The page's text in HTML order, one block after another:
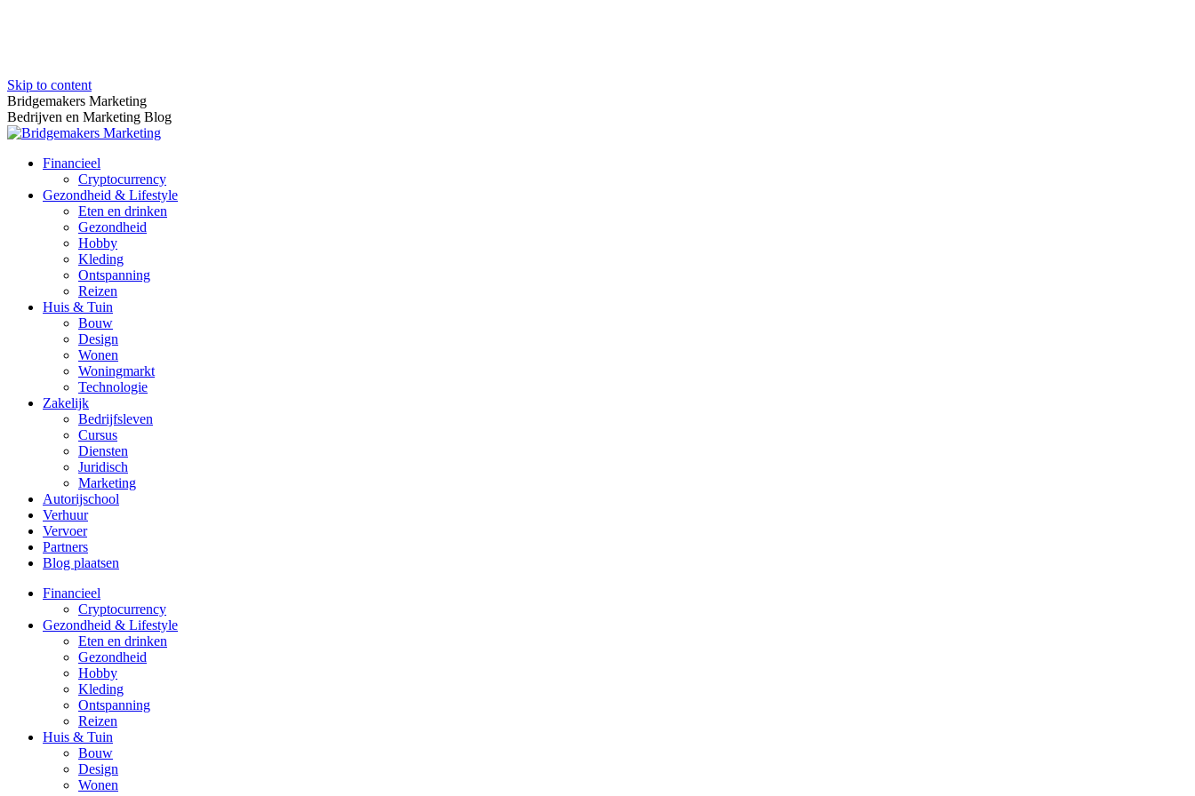
Skip to content
Bridgemakers Marketing
Bedrijven en Marketing Blog
Financieel
Cryptocurrency
Gezondheid & Lifestyle
Eten en drinken
Gezondheid
Hobby
Kleding
Ontspanning
Reizen
Huis & Tuin
Bouw
Design
Wonen
Woningmarkt
Technologie
Zakelijk
Bedrijfsleven
Cursus
Diensten
Juridisch
Marketing
Autorijschool
Verhuur
Vervoer
Partners
Blog plaatsen
Financieel
Cryptocurrency
Gezondheid & Lifestyle
Eten en drinken
Gezondheid
Hobby
Kleding
Ontspanning
Reizen
Huis & Tuin
Bouw
Design
Wonen